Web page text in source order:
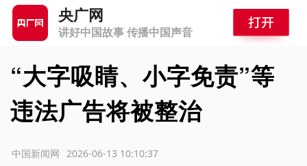
央广网
讲好中国故事 传播中国声音
“大字吸睛、小字免责”等
违法广告将被整治
2026-06-13 10:10:37
中国新闻网